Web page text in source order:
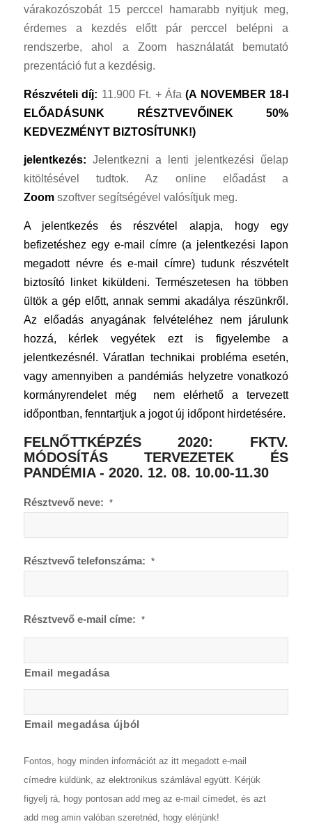
várakozószobát 15 perccel hamarabb nyitjuk meg,
érdemes a kezdés előtt pár perccel belépni a
rendszerbe, ahol a Zoom használatát bemutató
prezentáció fut a kezdésig.
Részvételi díj: 11.900 Ft. + Áfa(A NOVEMBER 18-I
ELŐADÁSUNK RÉSZTVEVŐINEK 50%
KEDVEZMÉNYT BIZTOSÍTUNK!)
jelentkezés: Jelentkezni a lenti jelentkezési űelap
kitöltésével tudtok. Az online előadást a
Zoomszoftver segítségével valósítjuk meg.
A jelentkezés és részvétel alapja, hogy egy
befizetéshez egy e-mail címre (a jelentkezési lapon
megadott névre és e-mail címre) tudunk részvételt
biztosító linket kiküldeni. Természetesen ha többen
ültök a gép előtt, annak semmi akadálya részünkről.
Az előadás anyagának felvételéhez nem járulunk
hozzá, kérlek vegyétek ezt is figyelembe a
jelentkezésnél. Váratlan technikai probléma esetén,
vagy amennyiben a pandémiás helyzetre vonatkozó
kormányrendelet még nem elérhető a tervezett
időpontban, fenntartjuk a jogot új időpont hirdetésére.
FELNŐTTKÉPZÉS 2020: FKTV.
MÓDOSÍTÁS TERVEZETEK ÉS
PANDÉMIA - 2020. 12. 08. 10.00-11.30
Résztvevő neve: *
Résztvevő telefonszáma: *
Résztvevő e-mail címe: *
Email megadása
Email megadása újból
Fontos, hogy minden információt az itt megadott e-mail
címedre küldünk, az elektronikus számlával együtt. Kérjük
figyelj rá, hogy pontosan add meg az e-mail címedet, és azt
add meg amin valóban szeretnéd, hogy elérjünk!